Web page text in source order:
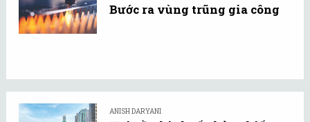
Bước ra vùng trũng gia công
ANISH DARYANI